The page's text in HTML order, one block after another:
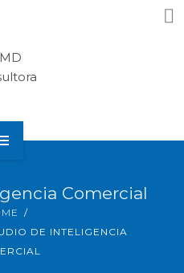
Comercial
DE INTELIGENCIA